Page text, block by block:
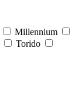
Millennium
Torido